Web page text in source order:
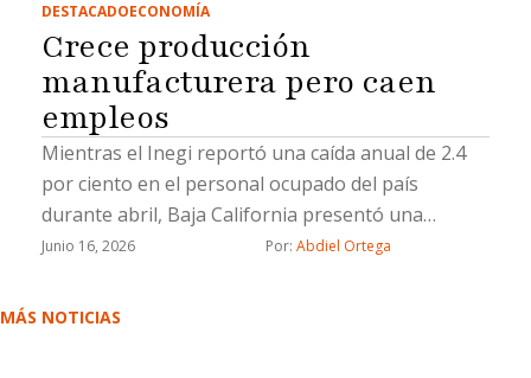
DESTACADOECONOMÍA
Crece producción
manufacturera pero caen
empleos
Mientras el Inegi reportó una caída anual de 2.4
por ciento en el personal ocupado del país
durante abril, Baja California presentó una
reducción de 1.21 por ciento en trabajadores
Junio 16, 2026 Por: Abdiel Ortega
MÁS NOTICIAS